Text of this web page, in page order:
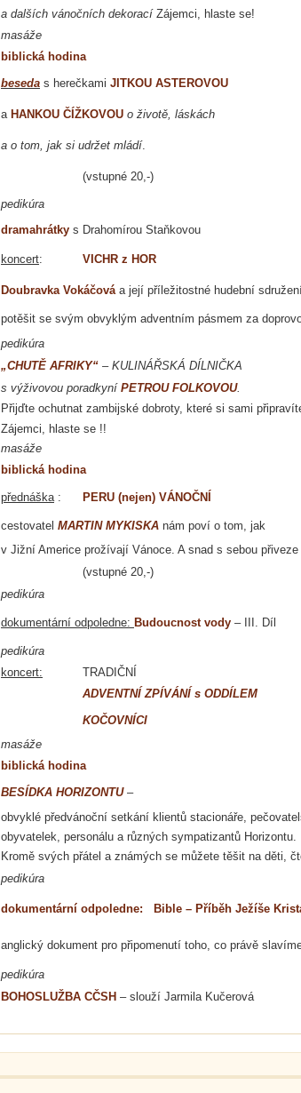
a dalších vánočních dekorací Zájemci, hlaste se!
masáže
biblická hodina
beseda s herečkami JITKOU ASTEROVOU
a HANKOU ČÍŽKOVOU o životě, láskách
a o tom, jak si udržet mládí.
(vstupné 20,-)
pedikúra
dramahrátky s Drahomírou Staňkovou
koncert: VICHR z HOR
Doubravka Vokáčová a její příležitostné hudební
potěšit se svým obvyklým adventním pásmem za
pedikúra
„CHUTĚ AFRIKY“ – KULINÁŘSKÁ DÍLNIČKA
s výživovou poradkyní PETROU FOLKOVOU.
Přijďte ochutnat zambijské dobroty, které si sami
Zájemci, hlaste se !!
masáže
biblická hodina
přednáška : PERU (nejen) VÁNOČNÍ
cestovatel MARTIN MYKISKA nám poví o tom, jak
v Jižní Americe prožívají Vánoce. A snad s sebou
(vstupné 20,-)
pedikúra
dokumentární odpoledne: Budoucnost vody – III. Díl
pedikúra
koncert:
TRADIČNÍ
ADVENTNÍ ZPÍVÁNÍ s ODDÍLEM
KOČOVNÍCI
masáže
biblická hodina
BESÍDKA HORIZONTU–
obvyklé předvánoční setkání klientů stacionáře,
obyvatelek, personálu a různých sympatizantů Horizontu.
Kromě svých přátel a známých se můžete těšit na děti,
pedikúra
dokumentární odpoledne: Bible – Příběh Ježíše
anglický dokument pro připomenutí toho, co právě
pedikúra
BOHOSLUŽBA CČSH – slouží Jarmila Kučerová